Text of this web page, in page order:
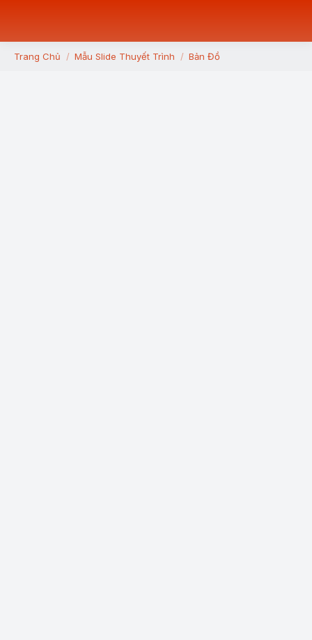
You are here:
Trang Chủ Mẫu Slide Thuyết Trình Bản Đồ